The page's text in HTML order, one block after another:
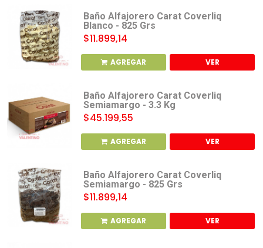
Baño Alfajorero Carat Coverliq
Blanco - 825 Grs
$11.899,14
AGREGAR VER
Baño Alfajorero Carat Coverliq
Semiamargo - 3.3 Kg
$45.199,55
AGREGAR VER
Baño Alfajorero Carat Coverliq
Semiamargo - 825 Grs
$11.899,14
AGREGAR VER